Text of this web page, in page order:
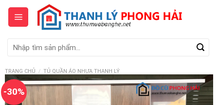
Skip
content
kiếm:
TRANG CHỦ / TỦ QUẦN ÁO NHỰA THANH LÝ
-30%